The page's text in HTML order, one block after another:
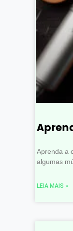
Aprenda a
algumas
LEIA MAIS »